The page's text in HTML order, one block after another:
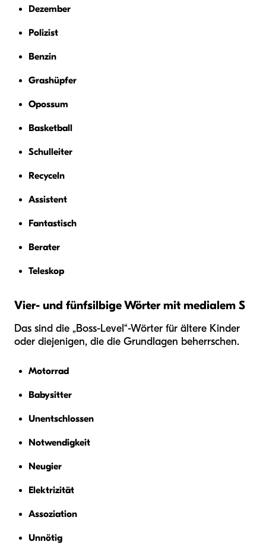
Dezember
Polizist
Benzin
Grashüpfer
Opossum
Basketball
Schulleiter
Recyceln
Assistent
Fantastisch
Berater
Teleskop
Vier- und fünfsilbige Wörter mit medialem S
Das sind die „Boss-Level“-Wörter für ältere Kinder
oder diejenigen, die die Grundlagen beherrschen.
Motorrad
Babysitter
Unentschlossen
Notwendigkeit
Neugier
Elektrizität
Assoziation
Unnötig